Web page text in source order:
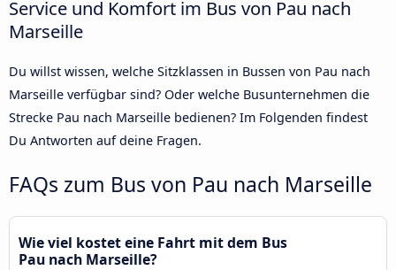
Service und Komfort im Bus von Pau nach
Marseille
Du willst wissen, welche Sitzklassen in Bussen von Pau nach
Marseille verfügbar sind? Oder welche Busunternehmen die
Strecke Pau nach Marseille bedienen? Im Folgenden findest
Du Antworten auf deine Fragen.
FAQs zum Bus von Pau nach Marseille
Wie viel kostet eine Fahrt mit dem Bus
Pau nach Marseille?